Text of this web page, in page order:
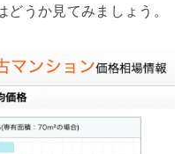
うか見てみましょう。